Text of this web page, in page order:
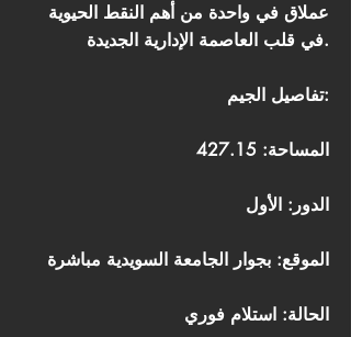
عملاق في واحدة من أهم النقط الحيوية
في قلب العاصمة الإدارية الجديدة.
تفاصيل الجيم:
المساحة: 427.15
الدور: الأول
الموقع: بجوار الجامعة السويدية مباشرة
الحالة: استلام فوري